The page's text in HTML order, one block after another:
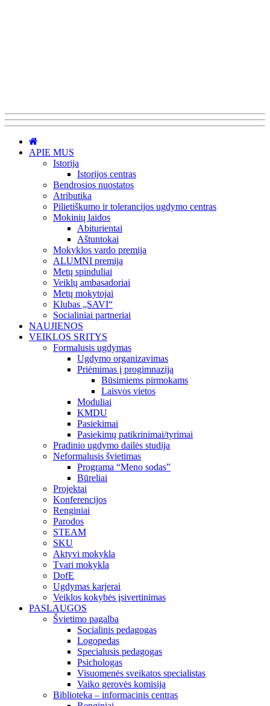
APIE MUS
Istorija
Istorijos centras
Bendrosios nuostatos
Atributika
Pilietiškumo ir tolerancijos ugdymo centras
Mokinių laidos
Abiturientai
Aštuntokai
Mokyklos vardo premija
ALUMNI premija
Metų spinduliai
Veiklų ambasadoriai
Metų mokytojai
Klubas „SAVI“
Socialiniai partneriai
NAUJIENOS
VEIKLOS SRITYS
Formalusis ugdymas
Ugdymo organizavimas
Priėmimas į progimnaziją
Būsimiems pirmokams
Laisvos vietos
Moduliai
KMDU
Pasiekimai
Pasiekimų patikrinimai/tyrimai
Pradinio ugdymo dailės studija
Neformalusis švietimas
Programa “Meno sodas”
Būreliai
Projektai
Konferencijos
Renginiai
Parodos
STEAM
SKU
Aktyvi mokykla
Tvari mokykla
DofE
Ugdymas karjerai
Veiklos kokybės įsivertinimas
PASLAUGOS
Švietimo pagalba
Socialinis pedagogas
Logopedas
Specialusis pedagogas
Psichologas
Visuomenės sveikatos specialistas
Vaiko gerovės komisija
Biblioteka – informacinis centras